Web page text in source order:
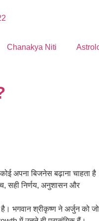
Chanakya Niti
अपना बिजनेस बढ़ाना चाहता है
सही निर्णय, अनुशासन और
है। भगवान श्रीकृष्ण ने अर्जुन को जो